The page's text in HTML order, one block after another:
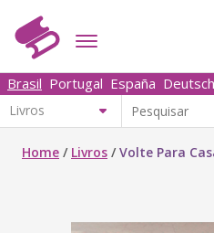
Brasil Portugal España
Home / Livros /Volte Para